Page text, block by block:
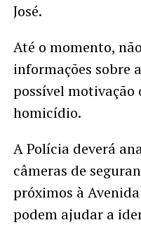
José.
Até o momento,
informações sobre
possível motivação
homicídio.
A Polícia deverá
câmeras de
próximos à
podem ajudar a